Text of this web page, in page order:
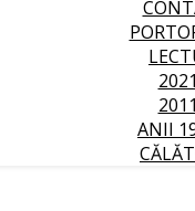
ANII